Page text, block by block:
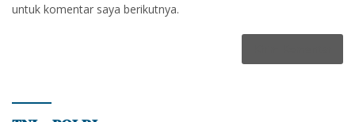
untuk komentar saya berikutnya.